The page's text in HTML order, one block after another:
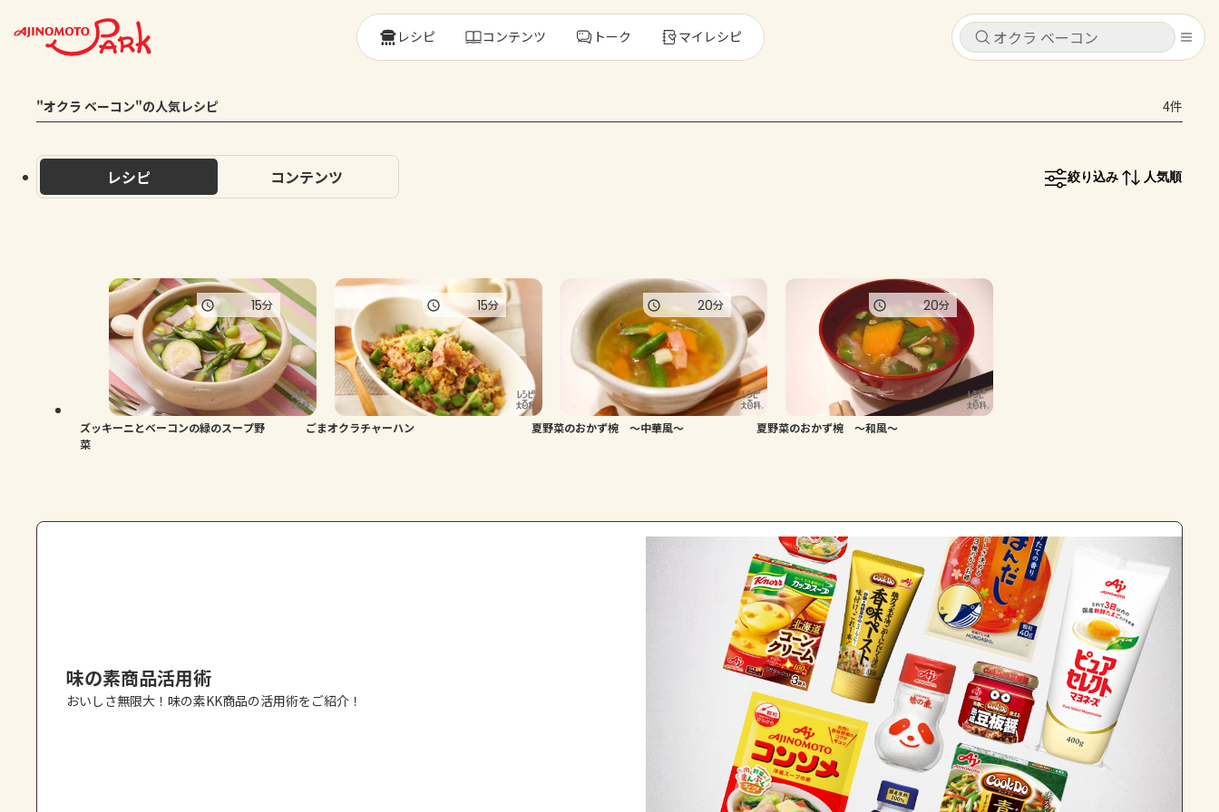
キャンセル
ログインするとレシピを保存できます
コンテンツ
レシピ
トーク
AJINOMOTO PARK とは
キャンセル
レシピ コンテンツ
レシピ コンテンツ トーク マイレシピ
"オクラ ベーコン"の人気レシピ 4件
レシピ コンテンツ 絞り込み 人気順
ズッキーニとベーコンの緑のスープ野
菜
15分
ごまオクラチャーハン
15分
夏野菜のおかず椀 ～中華風～
20分
夏野菜のおかず椀 ～和風～
20分
味の素商品活用術
おいしさ無限大！味の素KK商品の活用術をご紹介！